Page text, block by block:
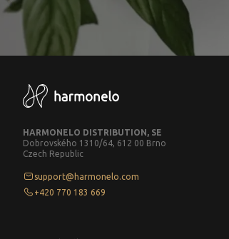
HARMONELO DISTRIBUTION, SE
Dobrovského 1310/64, 612 00 Brno
Czech Republic
support@harmonelo.com
+420 770 183 669